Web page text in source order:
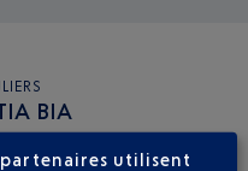
BIA
utilisent